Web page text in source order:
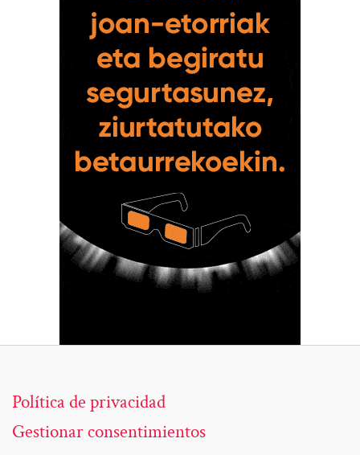
Política de privacidad
Gestionar consentimientos